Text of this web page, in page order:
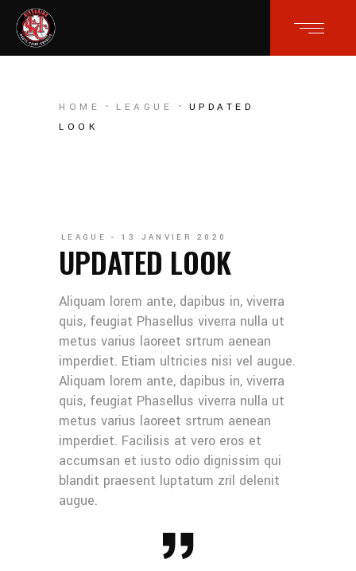
HOME LEAGUE
UPDATED
LOOK
LEAGUE 13 JANVIER 2020
UPDATED LOOK
Aliquam lorem ante, dapibus in, viverra
quis, feugiat Phasellus viverra nulla ut
metus varius laoreet srtrum aenean
imperdiet. Etiam ultricies nisi vel augue.
Aliquam lorem ante, dapibus in, viverra
quis, feugiat Phasellus viverra nulla ut
metus varius laoreet srtrum aenean
imperdiet. Facilisis at vero eros et
accumsan et iusto odio dignissim qui
blandit praesent luptatum zril delenit
augue.